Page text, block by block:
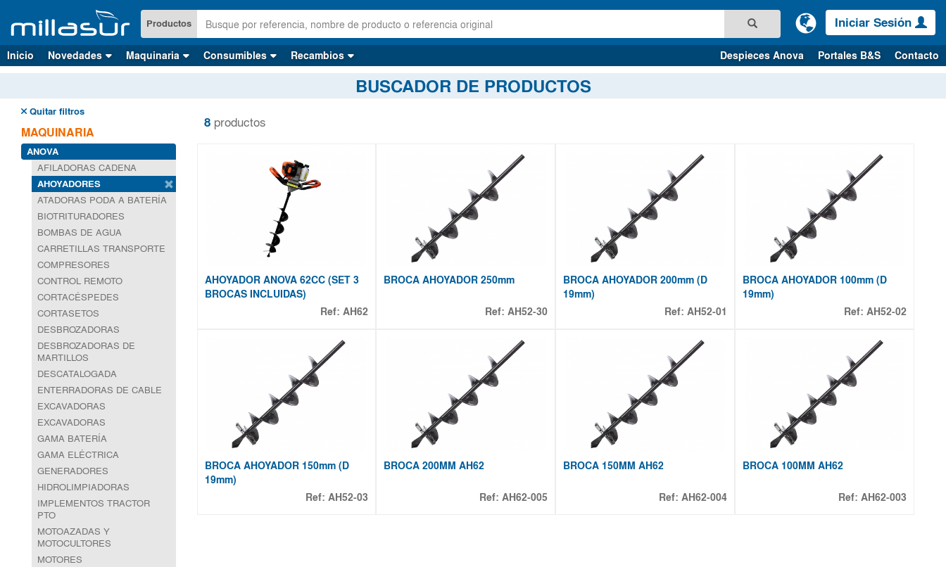
contenido
principal
Productos Iniciar Sesión
Inicio Novedades Maquinaria Consumibles Recambios Despieces Anova Portales B&S Contacto
BUSCADOR DE PRODUCTOS
Quitar filtros
MAQUINARIA
ANOVA
AFILADORAS CADENA
AHOYADORES
ATADORAS PODA A BATERÍA
BIOTRITURADORES
BOMBAS DE AGUA
CARRETILLAS TRANSPORTE
COMPRESORES
CONTROL REMOTO
CORTACÉSPEDES
CORTASETOS
DESBROZADORAS
DESBROZADORAS DE
MARTILLOS
DESCATALOGADA
ENTERRADORAS DE CABLE
EXCAVADORAS
EXCAVADORAS
GAMA BATERÍA
GAMA ELÉCTRICA
GENERADORES
HIDROLIMPIADORAS
IMPLEMENTOS TRACTOR
PTO
MOTOAZADAS Y
MOTOCULTORES
MOTORES
8productos
AHOYADOR ANOVA 62CC (SET 3
BROCAS INCLUIDAS)
Ref:AH62
BROCA AHOYADOR 250mm
Ref:AH52-30
BROCA AHOYADOR 200mm (D
19mm)
Ref:AH52-01
BROCA AHOYADOR 100mm (D
19mm)
Ref: AH52-02
BROCA AHOYADOR 150mm (D
19mm)
Ref:AH52-03
BROCA 200MM AH62
Ref:AH62-005
BROCA 150MM AH62
Ref:AH62-004
BROCA 100MM AH62
Ref: AH62-003